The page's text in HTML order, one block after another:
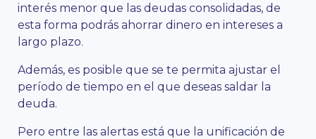
interés menor que las deudas consolidadas, de
esta forma podrás ahorrar dinero en intereses a
largo plazo.
Además, es posible que se te permita ajustar el
período de tiempo en el que deseas saldar la
deuda.
Pero entre las alertas está que la unificación de